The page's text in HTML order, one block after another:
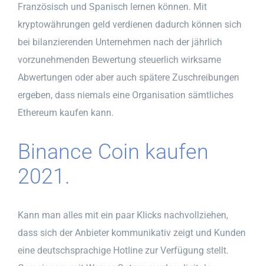
Französisch und Spanisch lernen können. Mit
kryptowährungen geld verdienen dadurch können sich
bei bilanzierenden Unternehmen nach der jährlich
vorzunehmenden Bewertung steuerlich wirksame
Abwertungen oder aber auch spätere Zuschreibungen
ergeben, dass niemals eine Organisation sämtliches
Ethereum kaufen kann.
Binance Coin kaufen
2021.
Kann man alles mit ein paar Klicks nachvollziehen,
dass sich der Anbieter kommunikativ zeigt und Kunden
eine deutschsprachige Hotline zur Verfügung stellt.